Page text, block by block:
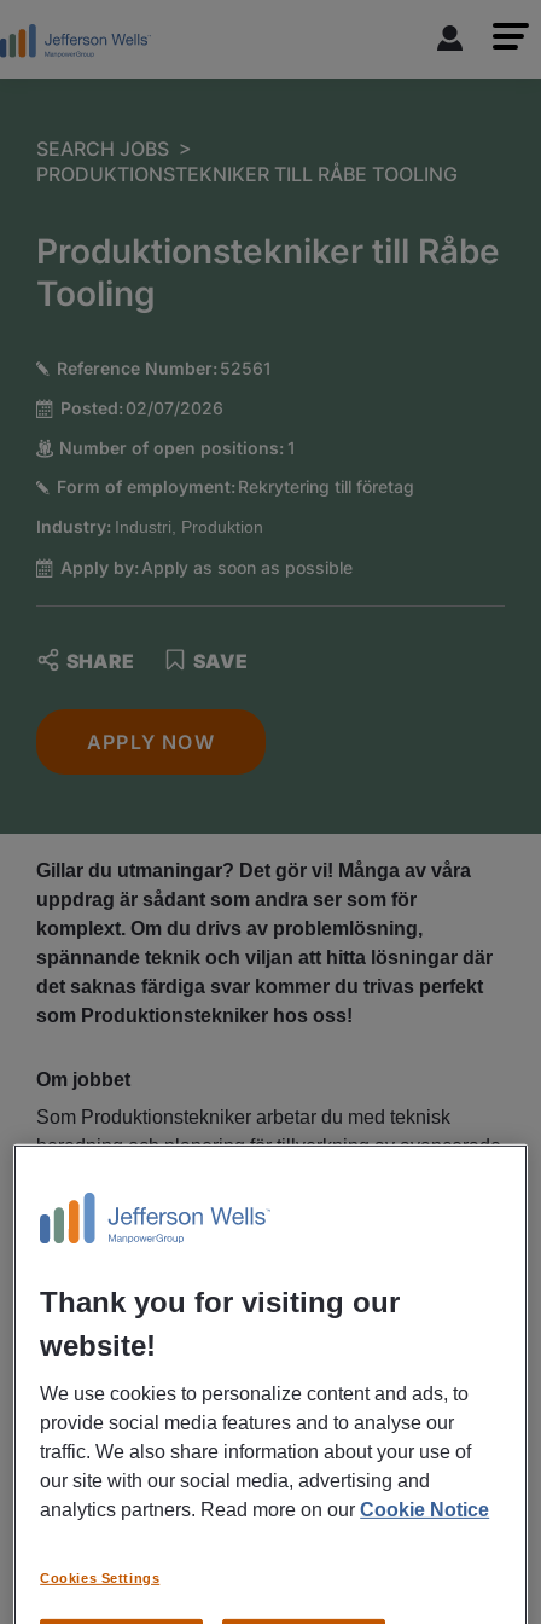
SEARCH JOBS >
PRODUKTIONSTEKNIKER TILL RÅBE TOOLING
Produktionstekniker till Råbe
Tooling
Reference Number: 52561
Posted: 02/07/2026
Number of open positions: 1
Form of employment: Rekrytering till företag
Industry: Industri, Produktion
Apply by: Apply as soon as possible
APPLY NOW
SAVE
SHARE
Gillar du utmaningar? Det gör vi! Många av våra
uppdrag är sådant som andra ser som för
komplext. Om du drivs av problemlösning,
spännande teknik och viljan att hitta lösningar där
det saknas färdiga svar kommer du trivas perfekt
som Produktionstekniker hos oss!
Om jobbet
Som Produktionstekniker arbetar du med teknisk
beredning och planering för tillverkning av avancerade
precision, kvalitet och tekniskt kunnande är höga. Här
får du en dynamisk och omväxlande vardag genom en
material.
Du har en central position i tillverkningskedjan och är
delaktig genom hela processen, från kundförfrågan
och beredning till färdig leverans. Det ger dig både
stort inflytande och en tydlig koppling mellan ditt arbete
och det resultat som levereras till kund.
och en effektiv produktion. Merparten av tillverkningen
sker i vår egen maskinverkstad i Skultuna, men vi
Thank you for visiting our
website!
We use cookies to personalize content and ads, to
provide social media features and to analyse our
traffic. We also share information about your use of
our site with our social media, advertising and
analytics partners. Read more on ourCookie Notice
Cookies Settings